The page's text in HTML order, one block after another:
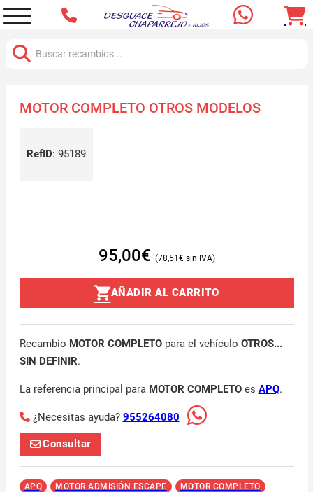
MOTOR COMPLETO OTROS MODELOS
RefID: 95189
95,00€ 78,51 €
AÑADIR AL CARRITO
Recambio MOTOR COMPLETOpara el vehículo OTROS...
SIN DEFINIR.
La referencia principal para MOTOR COMPLETOes APQ.
¿Necesitas ayuda? 955264080
Consultar
APQ MOTOR ADMISIÓN ESCAPE
MOTOR COMPLETO